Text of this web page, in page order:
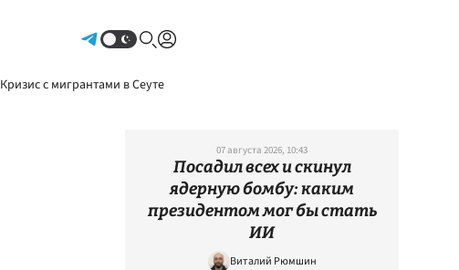
Кризис с мигрантами в Сеуте
07 августа 2026, 10:43
Посадил всех и скинул
ядерную бомбу: каким
президентом мог бы стать
ИИ
Виталий Рюмшин